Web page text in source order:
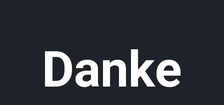
Danke